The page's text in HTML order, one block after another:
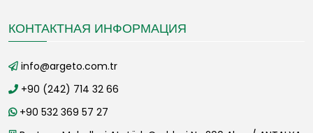
КОНТАКТНАЯ ИНФОРМАЦИЯ
info@argeto.com.tr
+90 (242) 714 32 66
+90 532 369 57 27